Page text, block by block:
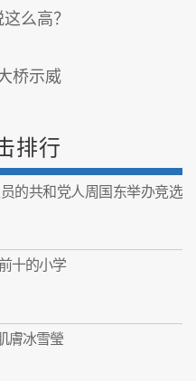
么高？
桥示威
排行
的共和党人周国东举办竞选
十的小学
膚冰雪瑩